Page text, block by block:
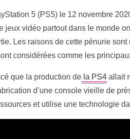
5 (PS5) le 12 novembre
jeux vidéo partout dans le monde
Les raisons de cette pénurie
considérées comme les
que la production de la PS4 allait
d’une console vieille de
et utilise une technologie